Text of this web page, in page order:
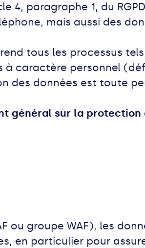
4, paragraphe 1, du
mais aussi des
tous les processus
caractère personnel
des données est toute
général sur la protection
ou groupe WAF), les
en particulier pour